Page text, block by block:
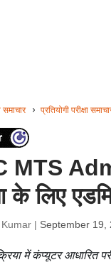
समाचार प्रतियोगी परीक्षा
MTS
के लिए
| September 19,
में कंप्यूटर आधारित